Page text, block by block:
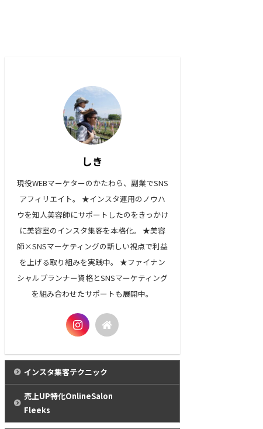
しき
現役WEBマーケターのかたわら、副業でSNS
アフィリエイト。 ★インスタ運用のノウハ
ウを知人美容師にサポートしたのをきっかけ
に美容室のインスタ集客を本格化。 ★美容
師×SNSマーケティングの新しい視点で利益
を上げる取り組みを実践中。 ★ファイナン
シャルプランナー資格とSNSマーケティング
を組み合わせたサポートも展開中。
インスタ集客テクニック
売上UP特化OnlineSalon
Fleeks